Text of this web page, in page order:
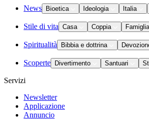
News Bioetica Ideologia Italia
Stile di vita Casa Coppia Famiglia
Spiritualità Bibbia e dottrina
Scoperte Divertimento Santuari
Servizi
Newsletter
Applicazione
Annuncio